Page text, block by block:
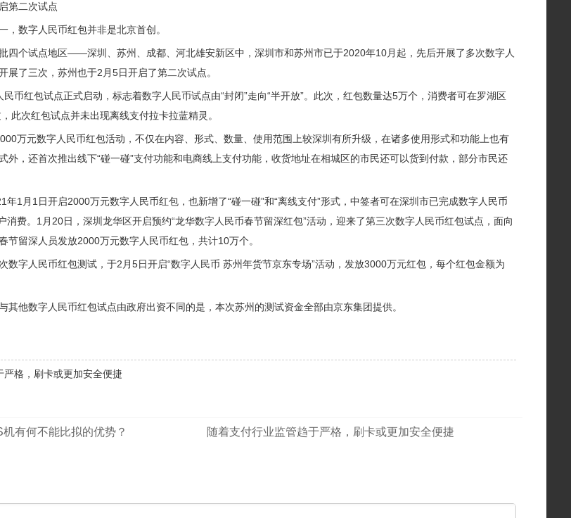
第二次试点
，数字人民币红包并非是北京首创。
四个试点地区——深圳、苏州、成都、河北雄安新区中，深圳市和苏州市已于2020年10月起，先后开展了多次数字人
展了三次，苏州也于2月5日开启了第二次试点。
币红包试点正式启动，标志着数字人民币试点由“封闭”走向“半开放”。此次，红包数量达5万个，消费者可在罗湖区
此次红包试点并未出现离线支付拉卡拉蓝精灵。
万元数字人民币红包活动，不仅在内容、形式、数量、使用范围上较深圳有所升级，在诸多使用形式和功能上也有
外，还首次推出线下“碰一碰”支付功能和电商线上支付功能，收货地址在相城区的市民还可以货到付款，部分市民还
1月1日开启2000万元数字人民币红包，也新增了“碰一碰”和“离线支付”形式，中签者可在深圳市已完成数字人民币
消费。1月20日，深圳龙华区开启预约“龙华数字人民币春节留深红包”活动，迎来了第三次数字人民币红包试点，面向
节留深人员发放2000万元数字人民币红包，共计10万个。
数字人民币红包测试，于2月5日开启“数字人民币 苏州年货节京东专场”活动，发放3000万元红包，每个红包金额为
其他数字人民币红包试点由政府出资不同的是，本次苏州的测试资金全部由京东集团提供。
严格，刷卡或更加安全便捷
有何不能比拟的优势？ 随着支付行业监管趋于严格，刷卡或更加安全便捷